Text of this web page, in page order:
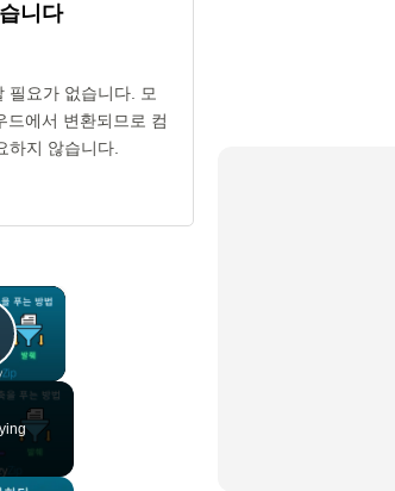
니다
필요가 없습니다. 모
드에서 변환되므로 컴
하지 않습니다.
×
Video